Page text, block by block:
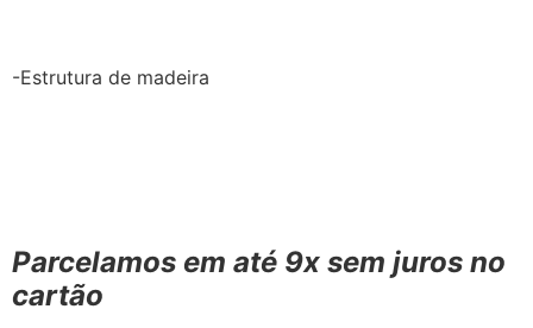
-Estrutura de madeira
Parcelamos em até 9x sem juros no
cartão